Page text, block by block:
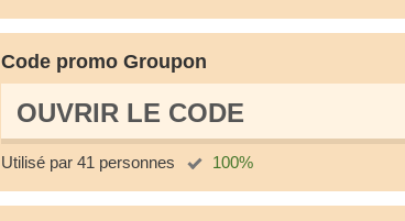
Code promo Groupon
OUVRIR LE СODE
Utilisé par 41 personnes 100%